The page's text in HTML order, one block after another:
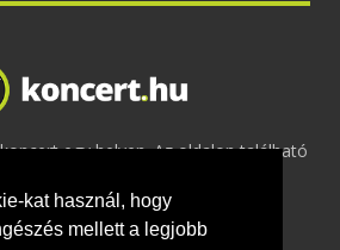
kat használ, hogy
mellett a legjobb
egy helyen. Az oldalon található
-ÁSZF-Felhasználási
- Kapcsolat és üzenet küldés